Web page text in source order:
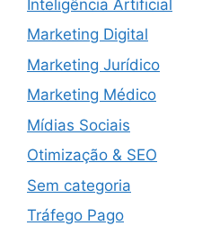
Inteligência Artificial
Marketing Digital
Marketing Jurídico
Marketing Médico
Mídias Sociais
Otimização & SEO
Sem categoria
Tráfego Pago